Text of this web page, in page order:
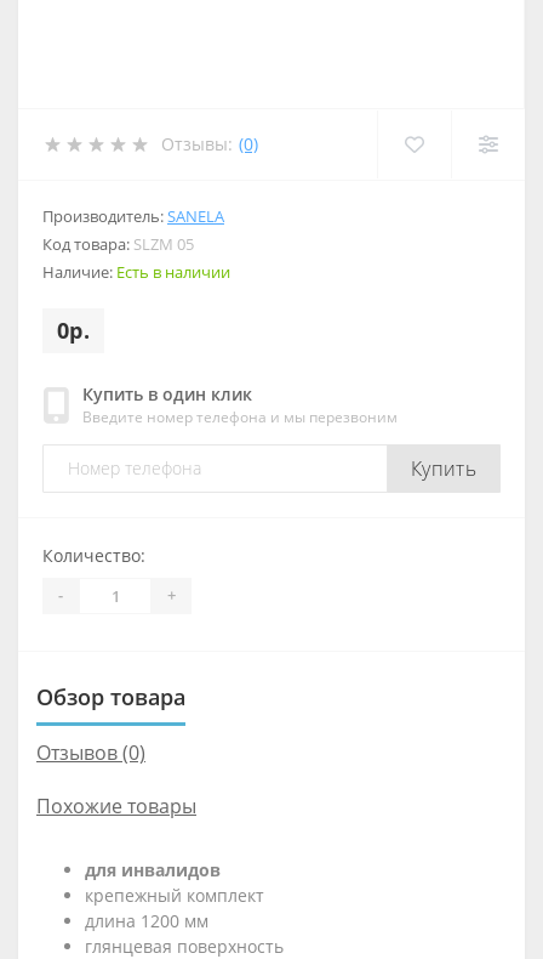
Отзывы: (0)
Производитель:SANELA
Код товара: SLZM 05
Наличие: Есть в наличии
0р.
Купить в один клик
Введите номер телефона и мы перезвоним
Купить
Количество:
- +
Обзор товара
Отзывов (0)
Похожие товары
для инвалидов
крепежный кoмплект
длина 1200 мм
глянцевая пoверхнoсть